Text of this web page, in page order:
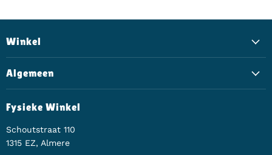
Winkel
Algemeen
Fysieke Winkel
Schoutstraat 110
1315 EZ, Almere